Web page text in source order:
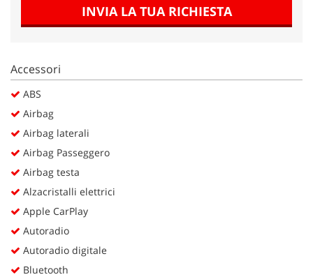
INVIA LA TUA RICHIESTA
Accessori
ABS
Airbag
Airbag laterali
Airbag Passeggero
Airbag testa
Alzacristalli elettrici
Apple CarPlay
Autoradio
Autoradio digitale
Bluetooth
impostazioni